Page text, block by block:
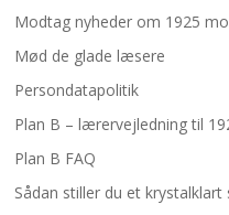
Modtag nyheder om 1925
Mød de glade læsere
Persondatapolitik
Plan B – lærervejledning til
Plan B FAQ
Sådan stiller du et krystalklart